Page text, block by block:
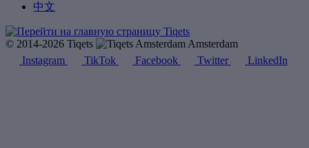
中文
© 2014-2026 Tiqets
Amsterdam
Instagram
TikTok Facebook Twitter LinkedIn